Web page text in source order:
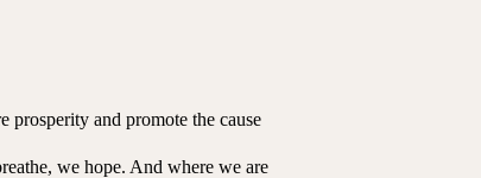
and promote the cause
we hope. And where we are